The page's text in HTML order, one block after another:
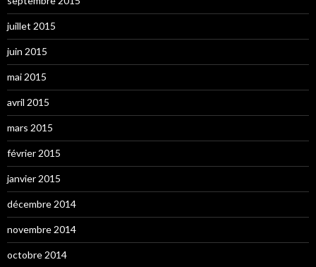
juillet 2015
juin 2015
mai 2015
avril 2015
mars 2015
février 2015
janvier 2015
décembre 2014
novembre 2014
octobre 2014